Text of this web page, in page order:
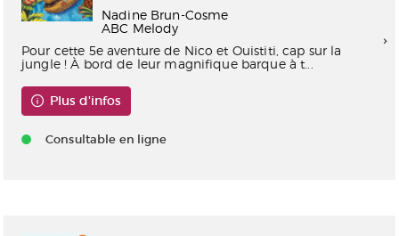
Nadine Brun-Cosme
ABC Melody
Pour cette 5e aventure de Nico et Ouistiti, cap sur la
jungle ! À bord de leur magnifique barque à t...
Plus d'infos
Consultable en ligne